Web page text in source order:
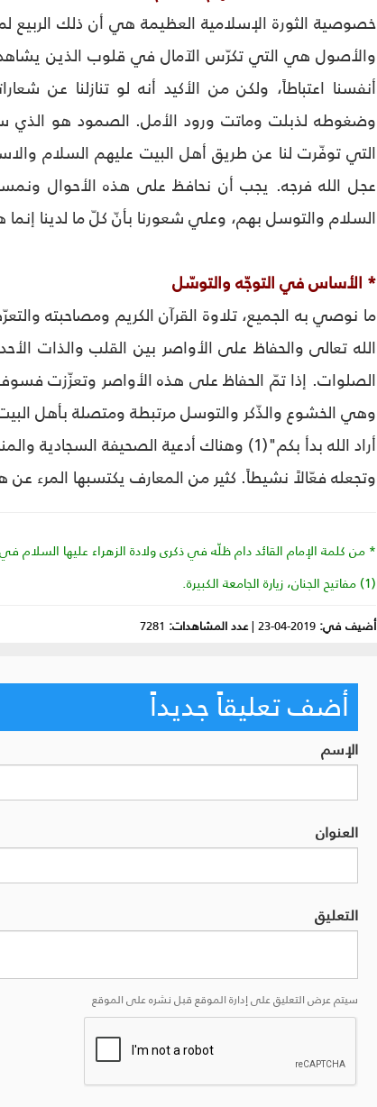
خصوصية الثورة الإسلامية العظيمة هي أن ذلك الربيع لم
والأصول هي التي تكرّس الآمال في قلوب الذين
أنفسنا اعتباطاً، ولكن من الأكيد أنه لو تنازلنا عن
وضغوطه لذبلت وماتت ورود الأمل. الصمود هو الذي
التي توفّرت لنا عن طريق أهل البيت عليهم السلام
عجل الله فرجه. يجب أن نحافظ على هذه الأحوال
السلام والتوسل بهم، وعلي شعورنا بأنّ كلّ ما لدينا إنما
* الأساس في التوجّه والتوسّل
ما نوصي به الجميع، تلاوة القرآن الكريم ومصاحبته
الله تعالى والحفاظ على الأواصر بين القلب والذات
الصلوات. إذا تمّ الحفاظ على هذه الأواصر وتعزّزت فسوف
وهي الخشوع والذّكر والتوسل مرتبطة ومتصلة بأهل
أراد الله بدأ بكم"(1) وهناك أدعية الصحيفة
وتجعله فعّالاً نشيطاً. كثير من المعارف يكتسبها المرء عن
* من كلمة الإمام القائد دام ظلّه في ذكرى ولادة الزهراء عليها السلام في 26/ 6/ 2011.
(1) مفاتيح الجنان، زيارة الجامعة الكبيرة.
أضيف في: 2019-04-23
|عدد المشاهدات: 7281
أضف تعليقاً جديداً
الإسم
العنوان
التعليق
سيتم عرض التعليق على إدارة الموقع قبل نشره على الموقع